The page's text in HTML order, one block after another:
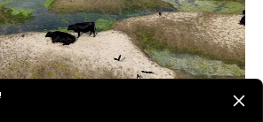
обмелел Дунай.